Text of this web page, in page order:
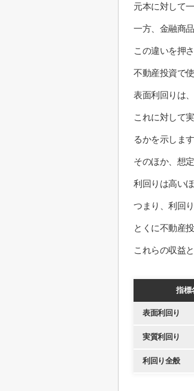
元本に対して
一方、金融商
この違いを押
不動産投資で
表面利回りは
これに対して
るかを示します
そのほか、想
利回りは高い
つまり、利回
とくに不動産
これらの収益
指標
表面利回り
実質利回り
利回り全般